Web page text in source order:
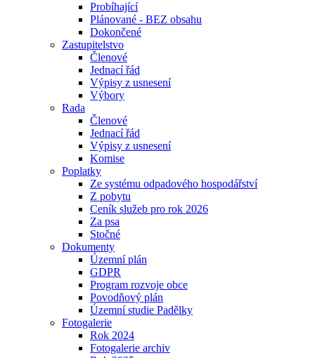
Probíhající
Plánované - BEZ obsahu
Dokončené
Zastupitelstvo
Členové
Jednací řád
Výpisy z usnesení
Výbory
Rada
Členové
Jednací řád
Výpisy z usnesení
Komise
Poplatky
Ze systému odpadového hospodářství
Z pobytu
Ceník služeb pro rok 2026
Za psa
Stočné
Dokumenty
Územní plán
GDPR
Program rozvoje obce
Povodňový plán
Územní studie Padělky
Fotogalerie
Rok 2024
Fotogalerie archiv